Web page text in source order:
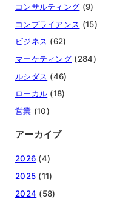
コンサルティング (9)
コンプライアンス (15)
ビジネス (62)
マーケティング (284)
ルシダス (46)
ローカル (18)
営業 (10)
アーカイブ
2026 (4)
2025 (11)
2024 (58)